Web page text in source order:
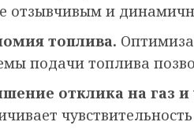
отзывчивым и
топлива.
подачи топлива
отклика на газ и